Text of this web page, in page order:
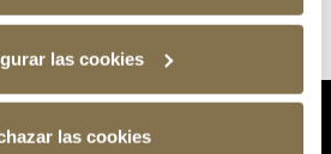
las cookies
las cookies